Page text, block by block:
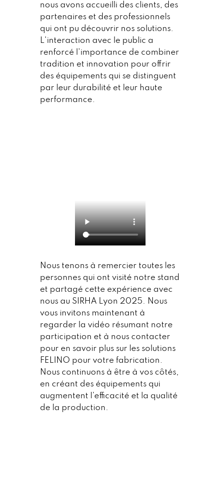
nous avons accueilli des clients, des
partenaires et des professionnels
qui ont pu découvrir nos solutions.
L'interaction avec le public a
renforcé l'importance de combiner
tradition et innovation pour offrir
des équipements qui se distinguent
par leur durabilité et leur haute
performance.
Nous tenons à remercier toutes les
personnes qui ont visité notre stand
et partagé cette expérience avec
nous au SIRHA Lyon 2025. Nous
vous invitons maintenant à
regarder la vidéo résumant notre
participation et à nous contacter
pour en savoir plus sur les solutions
FELINO pour votre fabrication.
Nous continuons à être à vos côtés,
en créant des équipements qui
augmentent l'efficacité et la qualité
de la production.